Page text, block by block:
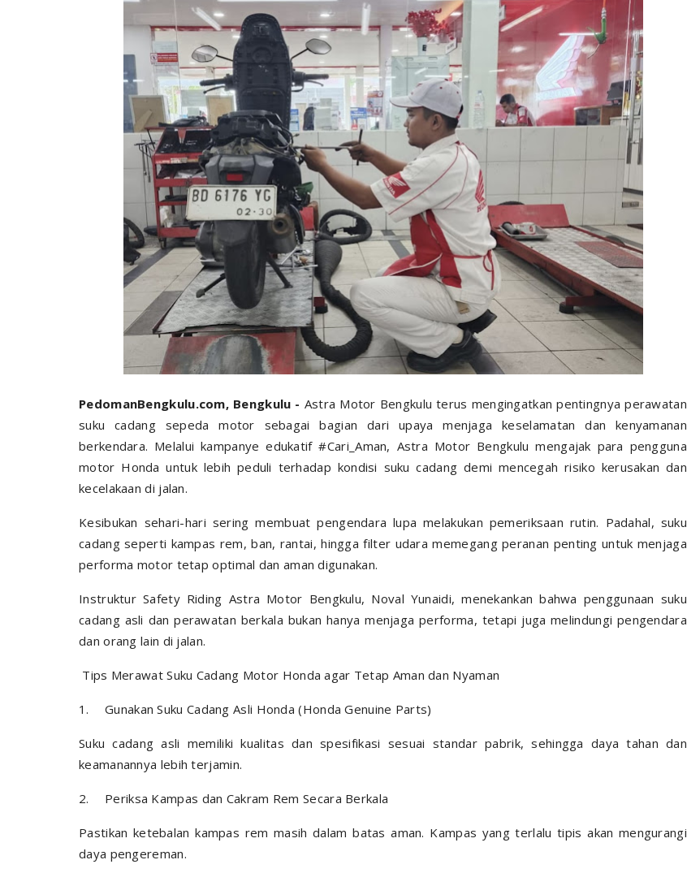
PedomanBengkulu.com, Bengkulu - Astra Motor Bengkulu terus mengingatkan pentingnya perawatan
suku cadang sepeda motor sebagai bagian dari upaya menjaga keselamatan dan kenyamanan
berkendara. Melalui kampanye edukatif #Cari_Aman, Astra Motor Bengkulu mengajak para pengguna
motor Honda untuk lebih peduli terhadap kondisi suku cadang demi mencegah risiko kerusakan dan
kecelakaan di jalan.
Kesibukan sehari-hari sering membuat pengendara lupa melakukan pemeriksaan rutin. Padahal, suku
cadang seperti kampas rem, ban, rantai, hingga filter udara memegang peranan penting untuk menjaga
performa motor tetap optimal dan aman digunakan.
Instruktur Safety Riding Astra Motor Bengkulu, Noval Yunaidi, menekankan bahwa penggunaan suku
cadang asli dan perawatan berkala bukan hanya menjaga performa, tetapi juga melindungi pengendara
dan orang lain di jalan.
Tips Merawat Suku Cadang Motor Honda agar Tetap Aman dan Nyaman
1. Gunakan Suku Cadang Asli Honda (Honda Genuine Parts)
Suku cadang asli memiliki kualitas dan spesifikasi sesuai standar pabrik, sehingga daya tahan dan
keamanannya lebih terjamin.
2. Periksa Kampas dan Cakram Rem Secara Berkala
Pastikan ketebalan kampas rem masih dalam batas aman. Kampas yang terlalu tipis akan mengurangi
daya pengereman.